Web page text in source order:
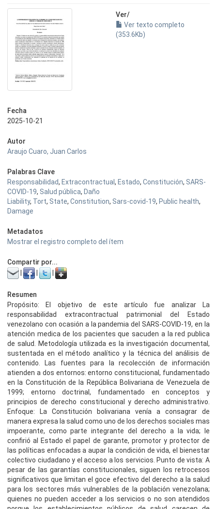
Ver/
Ver texto completo
(353.6Kb)
Fecha
2025-10-21
Autor
Araujo Cuaro, Juan Carlos
Palabras Clave
Responsabilidad, Extracontractual , Estado, Constitución, SARS-
COVID-19, Salud pública, Daño
Liability, Tort, State, Constitution, Sars-covid-19, Public health,
Damage
Metadatos
Mostrar el registro completo del ítem
Compartir por...
Resumen
Propósito: El objetivo de este artículo fue analizar La
responsabilidad extracontractual patrimonial del Estado
venezolano con ocasión a la pandemia del SARS-COVID-19, en la
atención medica de los pacientes que sacuden a la red publica
de salud. Metodología utilizada es la investigación documental,
sustentada en el método analítico y la técnica del análisis de
contenido. Las fuentes para la recolección de información
atienden a dos entornos: entorno constitucional, fundamentado
en la Constitución de la República Bolivariana de Venezuela de
1999; entorno doctrinal, fundamentado en conceptos y
principios de derecho constitucional y derecho administrativo.
Enfoque: La Constitución bolivariana venía a consagrar de
manera expresa la salud como uno de los derechos sociales mas
impoerante, como parte integrante del derecho a la vida; le
confirió al Estado el papel de garante, promotor y protector de
las políticas enfocadas a aupar la condición de vida, el bienestar
colectivo ciudadano y el acceso a los servicios. Punto de vista: A
pesar de las garantías constitucionales, siguen los retrocesos
significativos que limitan el goce efectivo del derecho a la salud
para los sectores más vulnerables de la población venezolana;
quienes no pueden acceder a los servicios o no son atendidos